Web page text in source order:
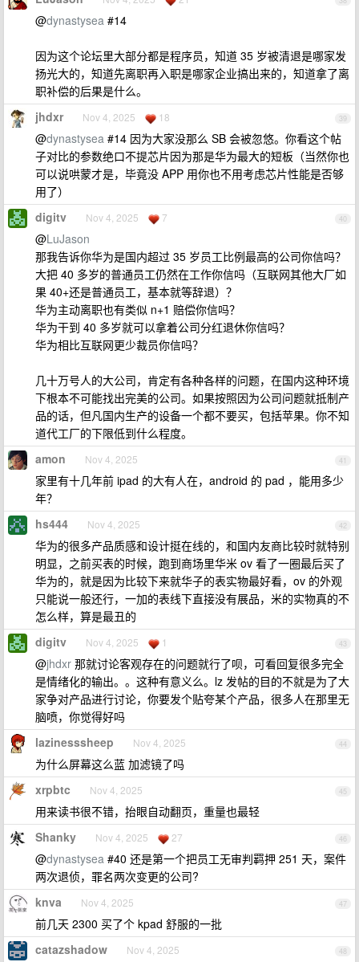
@dynastysea #14
因为这个论坛里大部分都是程序员，知道 35 岁被清退是哪家发
扬光大的，知道先离职再入职是哪家企业搞出来的，知道拿了离
职补偿的后果是什么。
39
jhdxr Nov 4, 2025 18
@dynastysea #14 因为大家没那么 SB 会被忽悠。你看这个帖
子对比的参数绝口不提芯片因为那是华为最大的短板（当然你也
可以说哄蒙才是，毕竟没 APP 用你也不用考虑芯片性能是否够
用了）
40
digitv Nov 4, 2025 7
@LuJason
那我告诉你华为是国内超过 35 岁员工比例最高的公司你信吗？
大把 40 多岁的普通员工仍然在工作你信吗（互联网其他大厂如
果 40+还是普通员工，基本就等辞退）？
华为主动离职也有类似 n+1 赔偿你信吗？
华为干到 40 多岁就可以拿着公司分红退休你信吗？
华为相比互联网更少裁员你信吗？
几十万号人的大公司，肯定有各种各样的问题，在国内这种环境
下根本不可能找出完美的公司。如果按照因为公司问题就抵制产
品的话，但凡国内生产的设备一个都不要买，包括苹果。你不知
道代工厂的下限低到什么程度。
41
amon Nov 4, 2025
家里有十几年前 ipad 的大有人在，android 的 pad ，能用多少
年？
42
hs444 Nov 4, 2025
华为的很多产品质感和设计挺在线的，和国内友商比较时就特别
明显，之前买表的时候，跑到商场里华米 ov 看了一圈最后买了
华为的，就是因为比较下来就华子的表实物最好看，ov 的外观
只能说一般还行，一加的表线下直接没有展品，米的实物真的不
怎么样，算是最丑的
43
digitv Nov 4, 2025 1
@jhdxr 那就讨论客观存在的问题就行了呗，可看回复很多完全
是情绪化的输出。。这种有意义么。lz 发帖的目的不就是为了大
家争对产品进行讨论，你要发个贴夸某个产品，很多人在那里无
脑喷，你觉得好吗
44
lazinesssheep Nov 4, 2025
为什么屏幕这么蓝 加滤镜了吗
45
xrpbtc Nov 4, 2025
用来读书很不错，抬眼自动翻页，重量也最轻
46
Shanky Nov 4, 2025 27
@dynastysea #40 还是第一个把员工无审判羁押 251 天，案件
两次退侦，罪名两次变更的公司?
47
knva Nov 4, 2025
前几天 2300 买了个 kpad 舒服的一批
48
catazshadow Nov 4, 2025